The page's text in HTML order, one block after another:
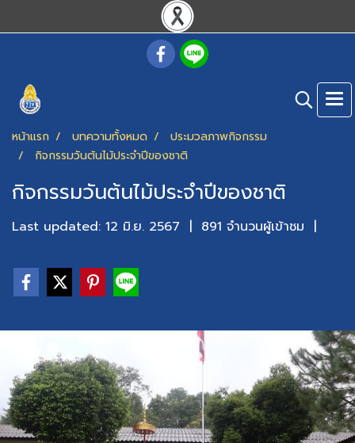
หน้าแรก บทความทั้งหมด
ประมวลภาพกิจกรรม
กิจกรรมวันต้นไม้ประจำปีของชาติ
กิจกรรมวันต้นไม้ประจำปีของชาติ
Last updated: 12 มิ.ย. 2567 | 891 จำนวนผู้เข้าชม |